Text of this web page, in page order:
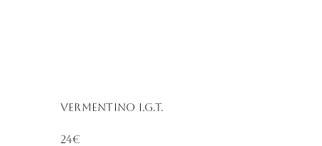
Vermentino I.G.T.
24€